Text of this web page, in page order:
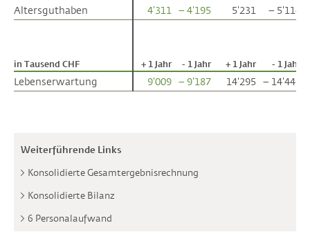
Altersguthaben
4'311 – 4'195 5'231 – 5'114
in Tausend CHF + 1 Jahr - 1 Jahr + 1 Jahr - 1 Jahr
Lebenserwartung 9'009 – 9'187 14'295 – 14'446
Altersguthaben
in Tausend CHF
Lebenserwartung
Weiterführende Links
Konsolidierte Gesamtergebnisrechnung
Konsolidierte Bilanz
6 Personalaufwand